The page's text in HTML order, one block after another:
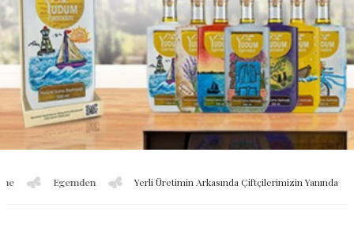
Yerli Üretimin Arkasında Çiftçilerimizin Yanında Sırma